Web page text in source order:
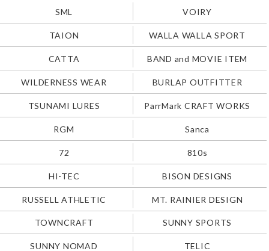
SML VOIRY
TAION WALLA WALLA SPORT
CATTA BAND and MOVIE ITEM
WILDERNESS WEAR BURLAP OUTFITTER
TSUNAMI LURES ParrMark CRAFT WORKS
RGM Sanca
72 810s
HI-TEC BISON DESIGNS
RUSSELL ATHLETIC MT. RAINIER DESIGN
TOWNCRAFT SUNNY SPORTS
SUNNY NOMAD TELIC